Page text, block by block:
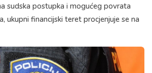
sudska postupka i mogućeg povrata
ukupni financijski teret procjenjuje se na